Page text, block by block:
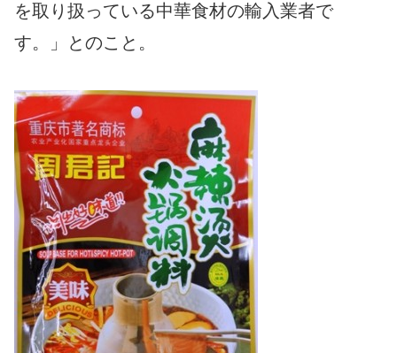
を取り扱っている中華食材の輸入業者で
す。」とのこと。